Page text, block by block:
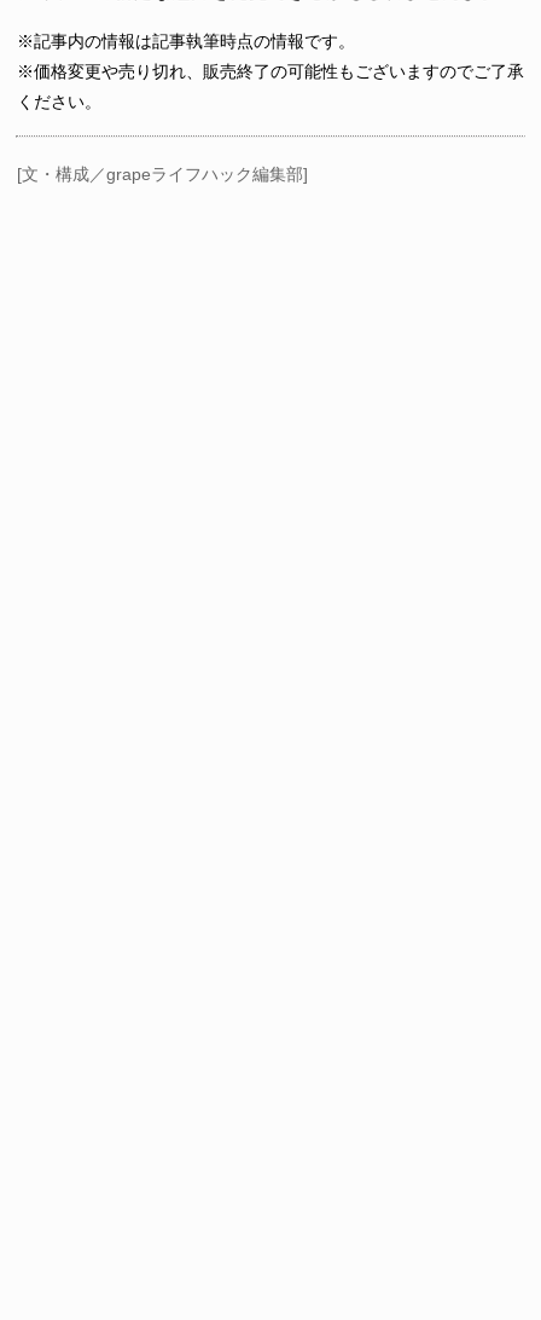
※記事内の情報は記事執筆時点の情報です。
※価格変更や売り切れ、販売終了の可能性もございますのでご了承
ください。
[文・構成／grapeライフハック編集部]